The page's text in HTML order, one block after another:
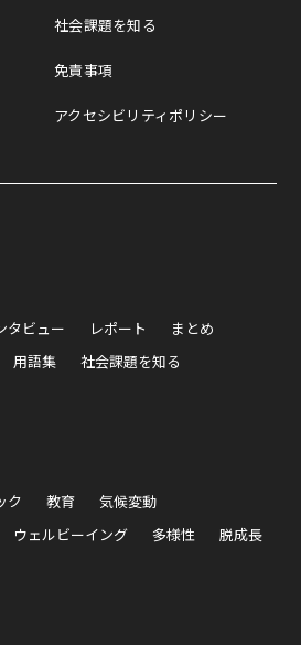
社会課題を知る
免責事項
アクセシビリティポリシー
タビュー レポート
まとめ
用語集 社会課題を知る
ク 教育
気候変動
ウェルビーイング 多様性 脱成長